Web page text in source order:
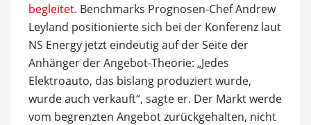
begleitet. Benchmarks Prognosen-Chef Andrew
Leyland positionierte sich bei der Konferenz laut
NS Energy jetzt eindeutig auf der Seite der
Anhänger der Angebot-Theorie: „Jedes
Elektroauto, das bislang produziert wurde,
wurde auch verkauft“, sagte er. Der Markt werde
vom begrenzten Angebot zurückgehalten, nicht